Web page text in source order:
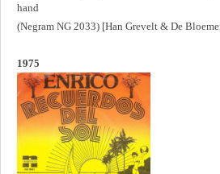
hand
(Negram NG 2033) [Han Grevelt & De
1975